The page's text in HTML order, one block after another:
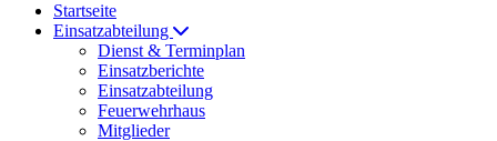
Startseite
Einsatzabteilung
Dienst & Terminplan
Einsatzberichte
Einsatzabteilung
Feuerwehrhaus
Mitglieder